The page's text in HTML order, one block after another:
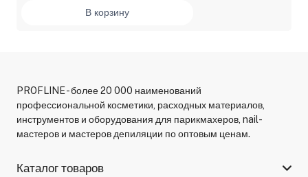
В корзину
PROFLINE - более 20 000 наименований
профессиональной косметики, расходных материалов,
инструментов и оборудования для парикмахеров, nail-
мастеров и мастеров депиляции по оптовым ценам.
Каталог товаров